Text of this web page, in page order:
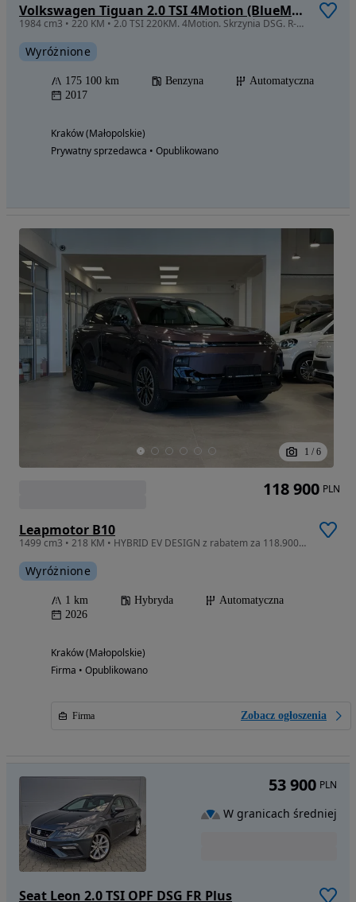
Volkswagen Tiguan 2.0 TSI 4Motion (BlueMotion Technology) DSG Highline
1984 cm3 • 220 KM • 2.0 TSI 220KM. 4Motion. Skrzynia DSG. R-Line. Bezwypadkowy. Serwis ASO
Wyróżnione
175 100 km Benzyna
Automatyczna
2017
Kraków (Małopolskie)
Prywatny sprzedawca • Opublikowano
1 / 6
Leapmotor B10
1499 cm3 • 218 KM • HYBRID EV DESIGN z rabatem za 118.900 zł brutto
Wyróżnione
1 km Hybryda
Automatyczna
2026
Kraków (Małopolskie)
Firma • Opublikowano
Firma Zobacz ogłoszenia
118 900 PLN
Seat Leon 2.0 TSI OPF DSG FR Plus
53 900 PLN
W granicach średniej